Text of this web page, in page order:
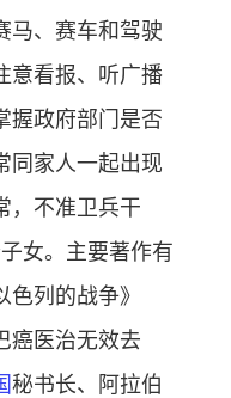
马、赛车和驾驶
意看报、听广播
握政府部门是否
同家人一起出现
，不准卫兵干
女。主要著作有
列的战争》
癌医治无效去
秘书长、阿拉伯